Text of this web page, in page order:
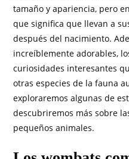
tamaño y apariencia, pero
que significa que llevan a
después del nacimiento.
increíblemente adorables,
curiosidades interesantes
otras especies de la fauna
exploraremos algunas de
descubriremos más sobre
pequeños animales.